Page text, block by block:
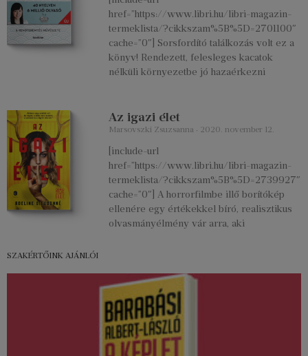
href=”https://www.libri.hu/libri-magazin-
termeklista/?cikkszam%5B%5D=2701100″
cache=”0″] Sorsfordító találkozás volt ez a
könyv! Rendezett, felesleges kacatok
nélküli környezetbe jó hazaérkezni
Az igazi élet
Marsovszki Zsuzsanna 2020. november 12.
[include-url
href=”https://www.libri.hu/libri-magazin-
termeklista/?cikkszam%5B%5D=2739927″
cache=”0″] A horrorfilmbe illő borítókép
ellenére egy értékekkel bíró, realisztikus
olvasmányélmény vár arra, aki
SZAKÉRTŐINK AJÁNLÓI